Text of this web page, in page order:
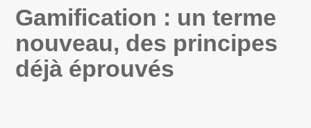
Gamification : un terme
nouveau, des principes
déjà éprouvés